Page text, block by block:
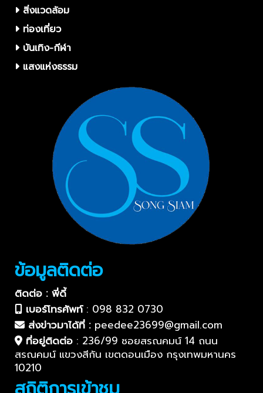
สิ่งแวดล้อม
ท่องเที่ยว
บันเทิง-กีฬา
แสงแห่งธรรม
ข้อมูลติดต่อ
ติดต่อ : พี่ดี้
เบอร์โทรศัพท์: 098 832 0730
ส่งข่าวมาได้ที่ : peedee23699@gmail.com
ที่อยู่ติดต่อ : 236/99 ซอยสรณคมน์ 14 ถนน
สรณคมน์ แขวงสีกัน เขตดอนเมือง กรุงเทพมหานคร
10210